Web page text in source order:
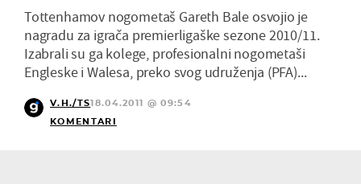
Tottenhamov nogometaš Gareth Bale osvojio je
nagradu za igrača premierligaške sezone 2010/11.
Izabrali su ga kolege, profesionalni nogometaši
Engleske i Walesa, preko svog udruženja (PFA)...
V.H./TS18.04.2011 @ 09:54
KOMENTARI